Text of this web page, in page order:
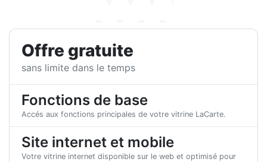
Offre gratuite
sans limite dans le temps
Fonctions de base
Accés aux fonctions principales de votre vitrine LaCarte.
Site internet et mobile
Votre vitrine internet disponible sur le web et optimisé pour